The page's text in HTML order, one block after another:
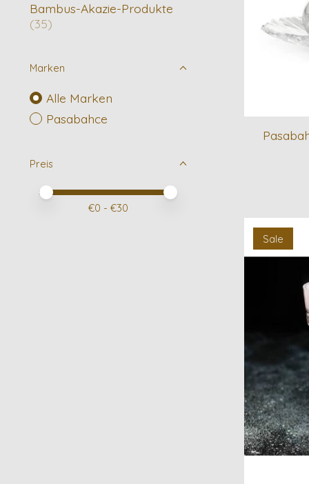
Bambus-Akazie-Produkte
(35)
Marken
Alle Marken
Pasabahce
Preis
Preis – Mindestwert
Price maximum value
€0 - €30
Sale